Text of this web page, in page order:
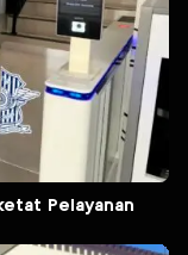
Pelayanan